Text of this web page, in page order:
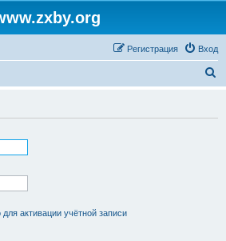
Вход
Регистрация
активации учётной записи